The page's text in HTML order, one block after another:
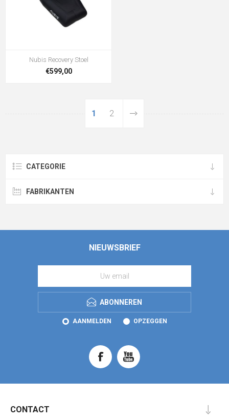
Nubis Recovery Stoel
€599,00
1 2
CATEGORIE
FABRIKANTEN
NIEUWSBRIEF
ABONNEREN
AANMELDEN OPZEGGEN
CONTACT